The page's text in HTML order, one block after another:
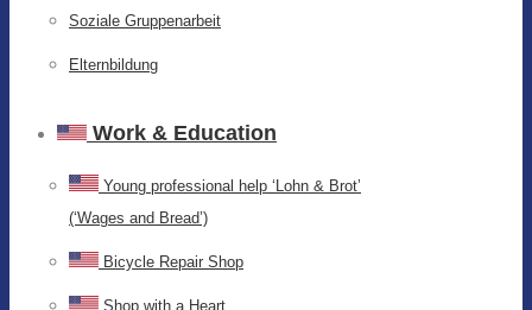
Soziale Gruppenarbeit
Elternbildung
Work & Education
Young professional help ‘Lohn & Brot’
(‘Wages and Bread’)
Bicycle Repair Shop
Shop with a Heart